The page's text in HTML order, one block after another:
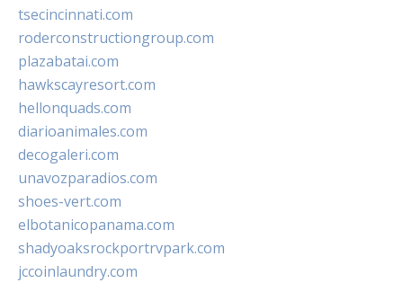
tsecincinnati.com
roderconstructiongroup.com
plazabatai.com
hawkscayresort.com
hellonquads.com
diarioanimales.com
decogaleri.com
unavozparadios.com
shoes-vert.com
elbotanicopanama.com
shadyoaksrockportrvpark.com
jccoinlaundry.com